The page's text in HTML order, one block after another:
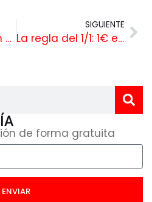
Un spot de 20 min es un SPOT LARGO pero no un BRANDED CONTENT
SIGUIENTE
La regla del 1/1: 1€ en producción = 1 € en promoción de tu Branded Content
de forma gratuita
ENVIAR